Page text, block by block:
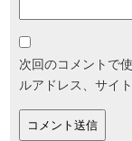
次回のコメントで
ルアドレス、サイ